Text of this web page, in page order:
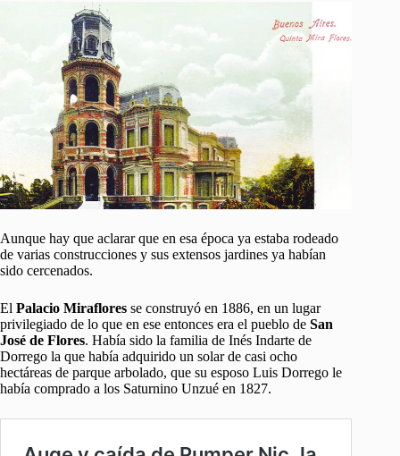
Aunque hay que aclarar que en esa época ya estaba rodeado
de varias construcciones y sus extensos jardines ya habían
sido cercenados.
El Palacio Miraflores se construyó en 1886, en un lugar
privilegiado de lo que en ese entonces era el pueblo de San
José de Flores. Había sido la familia de Inés Indarte de
Dorrego la que había adquirido un solar de casi ocho
hectáreas de parque arbolado, que su esposo Luis Dorrego le
había comprado a los Saturnino Unzué en 1827.